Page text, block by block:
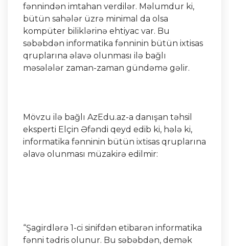
fənnindən imtahan verdilər. Məlumdur ki,
bütün sahələr üzrə minimal da olsa
kompüter biliklərinə ehtiyac var. Bu
səbəbdən informatika fənninin bütün ixtisas
qruplarına əlavə olunması ilə bağlı
məsələlər zaman-zaman gündəmə gəlir.
Mövzu ilə bağlı AzEdu.az-a danışan təhsil
eksperti Elçin Əfəndi qeyd edib ki, hələ ki,
informatika fənninin bütün ixtisas qruplarına
əlavə olunması müzakirə edilmir:
“Şagirdlərə 1-ci sinifdən etibarən informatika
fənni tədris olunur. Bu səbəbdən, demək